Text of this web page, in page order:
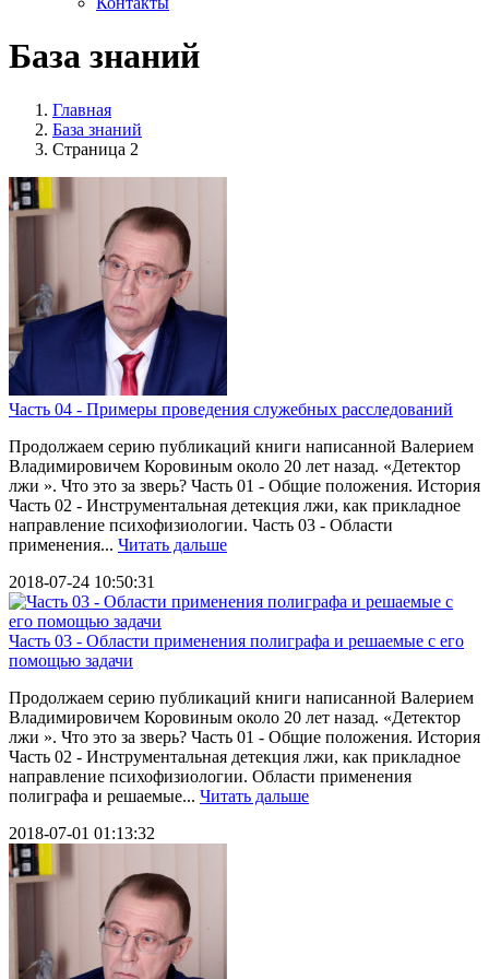
База знаний
Главная
База знаний
Страница 2
Часть 04 - Примеры проведения служебных расследований
Продолжаем серию публикаций книги написанной Валерием
Владимировичем Коровиным около 20 лет назад. «Детектор
лжи ». Что это за зверь? Часть 01 - Общие положения. История
Часть 02 - Инструментальная детекция лжи, как прикладное
направление психофизиологии. Часть 03 - Области
применения... Читать дальше
2018-07-24 10:50:31
Часть 03 - Области применения полиграфа и решаемые с его
помощью задачи
Продолжаем серию публикаций книги написанной Валерием
Владимировичем Коровиным около 20 лет назад. «Детектор
лжи ». Что это за зверь? Часть 01 - Общие положения. История
Часть 02 - Инструментальная детекция лжи, как прикладное
направление психофизиологии. Области применения
полиграфа и решаемые... Читать дальше
2018-07-01 01:13:32